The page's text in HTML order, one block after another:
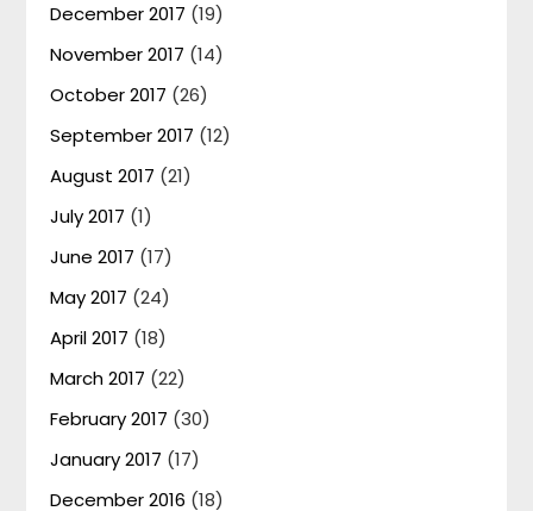
December 2017 (19)
November 2017 (14)
October 2017 (26)
September 2017 (12)
August 2017 (21)
July 2017 (1)
June 2017 (17)
May 2017 (24)
April 2017 (18)
March 2017 (22)
February 2017 (30)
January 2017 (17)
December 2016 (18)